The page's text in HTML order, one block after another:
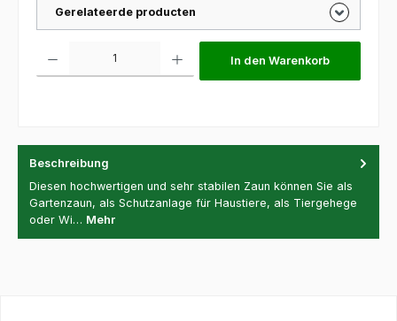
Gerelateerde producten
In den Warenkorb
Beschreibung
Diesen hochwertigen und sehr stabilen Zaun können Sie als
Gartenzaun, als Schutzanlage für Haustiere, als Tiergehege
oder Wi… Mehr